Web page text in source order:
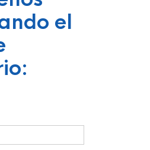
el